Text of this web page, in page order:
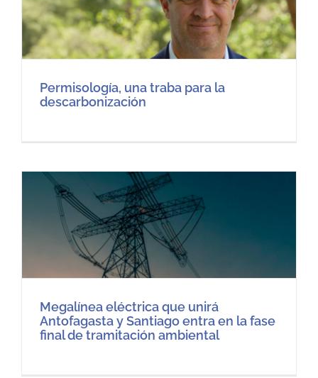
Permisología, una traba para la
descarbonización
Megalínea eléctrica que unirá
Antofagasta y Santiago entra en la fase
final de tramitación ambiental